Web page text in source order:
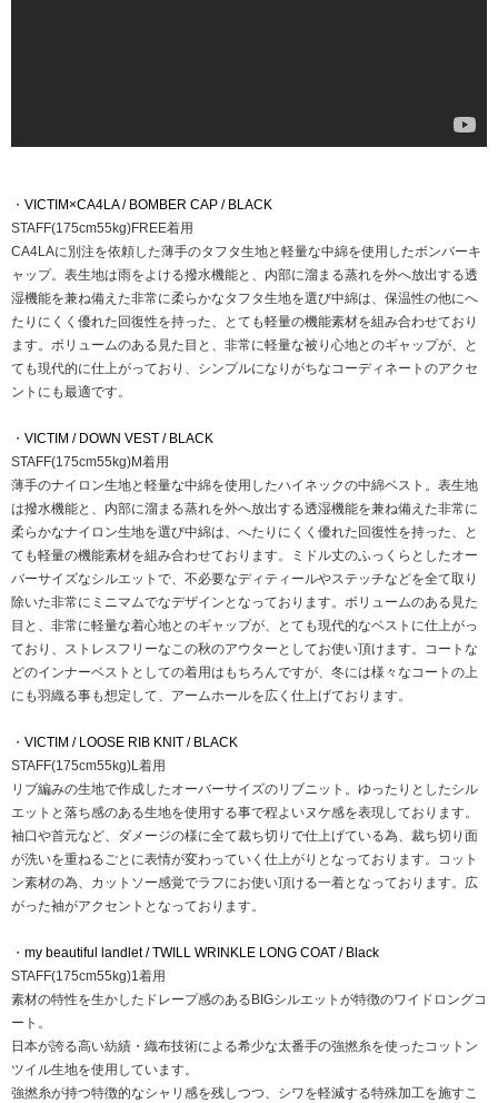
・ VICTIM×CA4LA / BOMBER CAP / BLACK
STAFF(175cm55kg)FREE着用
CA4LAに別注を依頼した薄手のタフタ生地と軽量な中綿を使用したボンバーキ
ャップ。表生地は雨をよける撥水機能と、内部に溜まる蒸れを外へ放出する透
湿機能を兼ね備えた非常に柔らかなタフタ生地を選び中綿は、保温性の他にへ
たりにくく優れた回復性を持った、とても軽量の機能素材を組み合わせており
ます。ボリュームのある見た目と、非常に軽量な被り心地とのギャップが、と
ても現代的に仕上がっており、シンプルになりがちなコーディネートのアクセ
ントにも最適です。
・ VICTIM / DOWN VEST / BLACK
STAFF(175cm55kg)M着用
薄手のナイロン生地と軽量な中綿を使用したハイネックの中綿ベスト。表生地
は撥水機能と、内部に溜まる蒸れを外へ放出する透湿機能を兼ね備えた非常に
柔らかなナイロン生地を選び中綿は、へたりにくく優れた回復性を持った、と
ても軽量の機能素材を組み合わせております。ミドル丈のふっくらとしたオー
バーサイズなシルエットで、不必要なディティールやステッチなどを全て取り
除いた非常にミニマムでなデザインとなっております。ボリュームのある見た
目と、非常に軽量な着心地とのギャップが、とても現代的なベストに仕上がっ
ており、ストレスフリーなこの秋のアウターとしてお使い頂けます。コートな
どのインナーベストとしての着用はもちろんですが、冬には様々なコートの上
にも羽織る事も想定して、アームホールを広く仕上げております。
・ VICTIM / LOOSE RIB KNIT / BLACK
STAFF(175cm55kg)L着用
リブ編みの生地で作成したオーバーサイズのリブニット。ゆったりとしたシル
エットと落ち感のある生地を使用する事で程よいヌケ感を表現しております。
袖口や首元など、ダメージの様に全て裁ち切りで仕上げている為、裁ち切り面
が洗いを重ねるごとに表情が変わっていく仕上がりとなっております。コット
ン素材の為、カットソー感覚でラフにお使い頂ける一着となっております。広
がった袖がアクセントとなっております。
・ my beautiful landlet / TWILL WRINKLE LONG COAT / Black
STAFF(175cm55kg)1着用
素材の特性を生かしたドレープ感のあるBIGシルエットが特徴のワイドロングコ
ート。
日本が誇る高い紡績・織布技術による希少な太番手の強撚糸を使ったコットン
ツイル生地を使用しています。
強撚糸が持つ特徴的なシャリ感を残しつつ、シワを軽減する特殊加工を施すこ